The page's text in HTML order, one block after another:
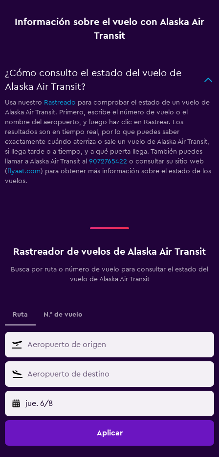
Información sobre el vuelo con Alaska Air
Transit
¿Cómo consulto el estado del vuelo de
Alaska Air Transit?
Usa nuestro Rastreado para comprobar el estado de un vuelo de
Alaska Air Transit. Primero, escribe el número de vuelo o el
nombre del aeropuerto, y luego haz clic en Rastrear. Los
resultados son en tiempo real, por lo que puedes saber
exactamente cuándo aterriza o sale un vuelo de Alaska Air Transit,
si llega tarde o a tiempo, y a qué puerta llega. También puedes
llamar a Alaska Air Transit al 9072765422 o consultar su sitio web
(flyaat.com) para obtener más información sobre el estado de los
vuelos.
Rastreador de vuelos de Alaska Air Transit
Busca por ruta o número de vuelo para consultar el estado del
vuelo de Alaska Air Transit
Ruta N.° de vuelo
jue. 6/8
Aplicar